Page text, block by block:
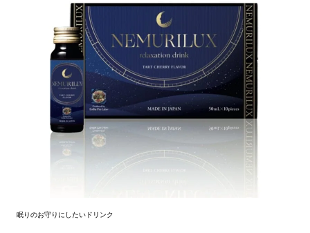
眠りのお守りにしたいドリンク